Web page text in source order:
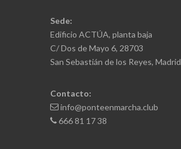
Sede:
Edificio ACTÚA, planta baja
C/ Dos de Mayo 6, 28703
San Sebastián de los Reyes, Madrid
Contacto:
info@ponteenmarcha.club
666 81 17 38